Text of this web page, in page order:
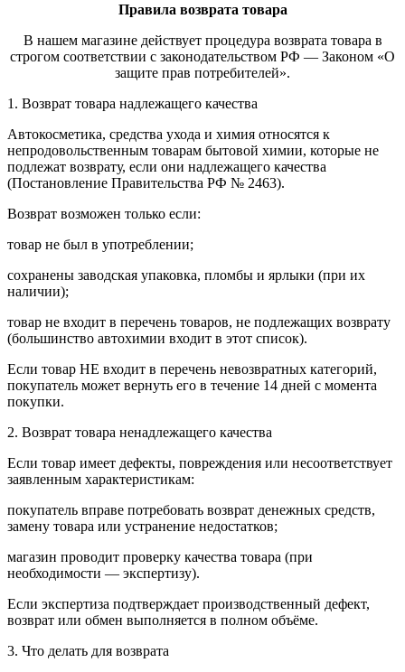
Правила возврата товара
В нашем магазине действует процедура возврата товара в
строгом соответствии с законодательством РФ — Законом «О
защите прав потребителей».
1. Возврат товара надлежащего качества
Автокосметика, средства ухода и химия относятся к
непродовольственным товарам бытовой химии, которые не
подлежат возврату, если они надлежащего качества
(Постановление Правительства РФ № 2463).
Возврат возможен только если:
товар не был в употреблении;
сохранены заводская упаковка, пломбы и ярлыки (при их
наличии);
товар не входит в перечень товаров, не подлежащих возврату
(большинство автохимии входит в этот список).
Если товар НЕ входит в перечень невозвратных категорий,
покупатель может вернуть его в течение 14 дней с момента
покупки.
2. Возврат товара ненадлежащего качества
Если товар имеет дефекты, повреждения или несоответствует
заявленным характеристикам:
покупатель вправе потребовать возврат денежных средств,
замену товара или устранение недостатков;
магазин проводит проверку качества товара (при
необходимости — экспертизу).
Если экспертиза подтверждает производственный дефект,
возврат или обмен выполняется в полном объёме.
3. Что делать для возврата